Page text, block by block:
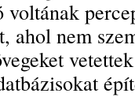
voltának
ahol nem